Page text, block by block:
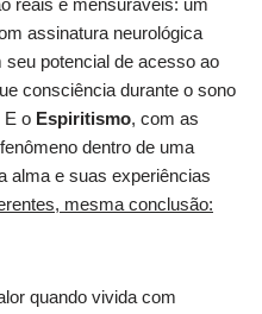
reais e mensuráveis: um
assinatura neurológica
seu potencial de acesso ao
consciência durante o sono
E o Espiritismo, com as
dentro de uma
alma e suas experiências
mesma conclusão:
quando vivida com